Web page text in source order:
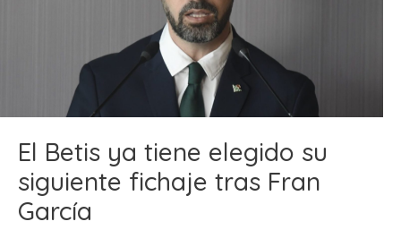
El Betis ya tiene elegido su
siguiente fichaje tras Fran
García